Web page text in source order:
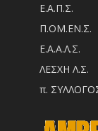
Ε.Α.Π.Σ.
Π.ΟM.EN.Σ.
Ε.Α.Α.Λ.Σ.
ΛΕΣΧΗ Λ.Σ.
π.